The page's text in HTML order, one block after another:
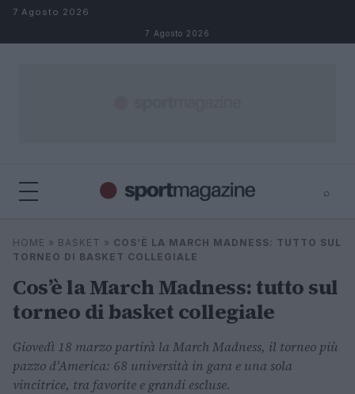
Salta al contenuto
7 Agosto 2026
7 Agosto 2026
⌕
Cerca
⌕ ×
HOME » BASKET » COS’È LA MARCH MADNESS: TUTTO SUL
TORNEO DI BASKET COLLEGIALE
Cos’è la March Madness: tutto sul
torneo di basket collegiale
Giovedì 18 marzo partirà la March Madness, il torneo più
pazzo d'America: 68 università in gara e una sola
vincitrice, tra favorite e grandi escluse.